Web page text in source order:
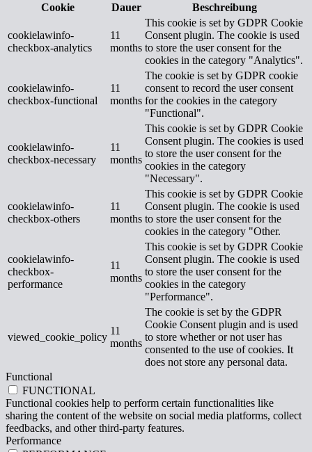
Cookie
Dauer Beschreibung
cookielawinfo-
checkbox-analytics
11
months
This cookie is set by GDPR Cookie
Consent plugin. The cookie is used
to store the user consent for the
cookies in the category "Analytics".
cookielawinfo-
checkbox-functional
11
months
The cookie is set by GDPR cookie
consent to record the user consent
for the cookies in the category
"Functional".
cookielawinfo-
checkbox-necessary
11
months
This cookie is set by GDPR Cookie
Consent plugin. The cookies is used
to store the user consent for the
cookies in the category
"Necessary".
cookielawinfo-
checkbox-others
11
months
This cookie is set by GDPR Cookie
Consent plugin. The cookie is used
to store the user consent for the
cookies in the category "Other.
cookielawinfo-
checkbox-
performance
11
months
This cookie is set by GDPR Cookie
Consent plugin. The cookie is used
to store the user consent for the
cookies in the category
"Performance".
viewed_cookie_policy
11
months
The cookie is set by the GDPR
Cookie Consent plugin and is used
to store whether or not user has
consented to the use of cookies. It
does not store any personal data.
Functional
FUNCTIONAL
Functional cookies help to perform certain functionalities like
sharing the content of the website on social media platforms, collect
feedbacks, and other third-party features.
Performance